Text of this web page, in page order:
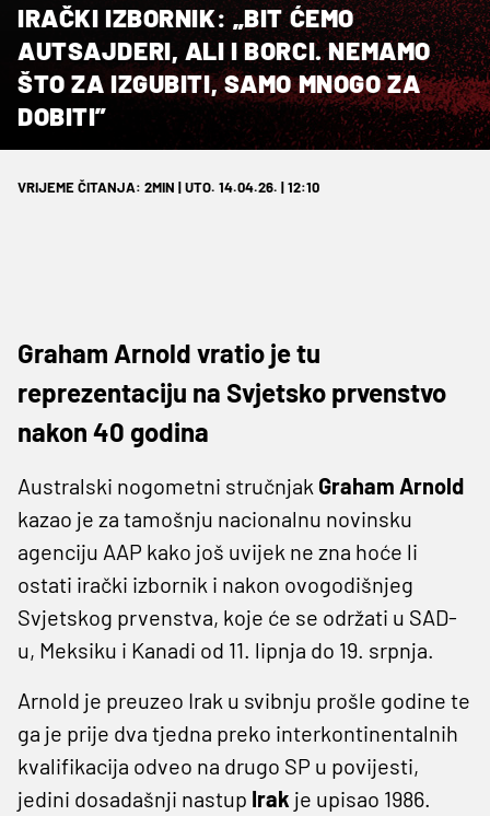
IRAČKI IZBORNIK: „BIT ĆEMO
AUTSAJDERI, ALI I BORCI. NEMAMO
ŠTO ZA IZGUBITI, SAMO MNOGO ZA
DOBITI”
VRIJEME ČITANJA: 2MIN | UTO. 14.04.26. | 12:10
Graham Arnold vratio je tu
reprezentaciju na Svjetsko prvenstvo
nakon 40 godina
Australski nogometni stručnjak Graham Arnold
kazao je za tamošnju nacionalnu novinsku
agenciju AAP kako još uvijek ne zna hoće li
ostati irački izbornik i nakon ovogodišnjeg
Svjetskog prvenstva, koje će se održati u SAD-
u, Meksiku i Kanadi od 11. lipnja do 19. srpnja.
Arnold je preuzeo Irak u svibnju prošle godine te
ga je prije dva tjedna preko interkontinentalnih
kvalifikacija odveo na drugo SP u povijesti,
jedini dosadašnji nastup Irak je upisao 1986.